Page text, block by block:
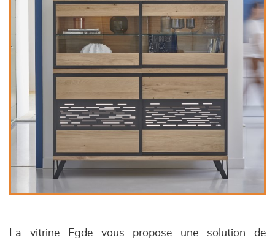
La vitrine Egde vous propose une solution de